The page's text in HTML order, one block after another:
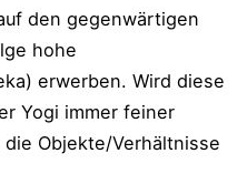
den gegenwärtigen
hohe
erwerben. Wird diese
Yogi immer feiner
Objekte/Verhältnisse